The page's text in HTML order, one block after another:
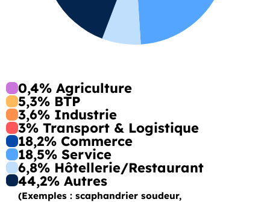
0,4% Agriculture
5,3% BTP
3,6% Industrie
3% Transport & Logistique
18,2% Commerce
18,5% Service
6,8% Hôtellerie/Restaurant
44,2% Autres
(Exemples : scaphandrier soudeur,